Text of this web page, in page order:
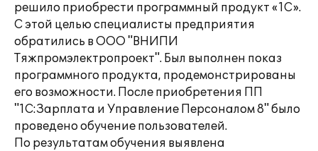
решило приобрести программный продукт «1С».
С этой целью специалисты предприятия
обратились в ООО "ВНИПИ
Тяжпромэлектропроект". Был выполнен показ
программного продукта, продемонстрированы
его возможности. После приобретения ПП
"1С:Зарплата и Управление Персоналом 8" было
проведено обучение пользователей.
По результатам обучения выявлена